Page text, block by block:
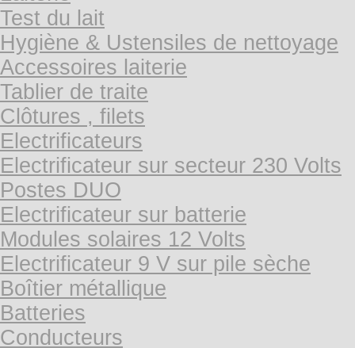
Test du lait
Hygiène & Ustensiles de nettoyage
Accessoires laiterie
Tablier de traite
Clôtures , filets
Electrificateurs
Electrificateur sur secteur 230 Volts
Postes DUO
Electrificateur sur batterie
Modules solaires 12 Volts
Electrificateur 9 V sur pile sèche
Boîtier métallique
Batteries
Conducteurs